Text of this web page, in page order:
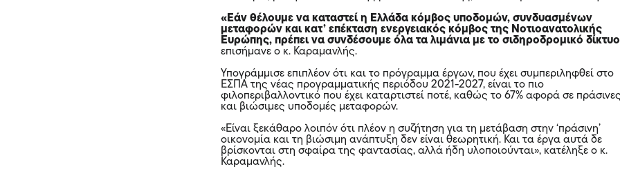
«Εάν θέλουμε να καταστεί η Ελλάδα κόμβος υποδομών, συνδυασμένων
μεταφορών και κατ’ επέκταση ενεργειακός κόμβος της Νοτιοανατολικής
Ευρώπης, πρέπει να συνδέσουμε όλα τα λιμάνια με το σιδηροδρομικό
επισήμανε ο κ. Καραμανλής.
Υπογράμμισε επιπλέον ότι και το πρόγραμμα έργων, που έχει συμπεριληφθεί στο
ΕΣΠΑ της νέας προγραμματικής περιόδου 2021-2027, είναι το πιο
φιλοπεριβαλλοντικό που έχει καταρτιστεί ποτέ, καθώς το 67% αφορά σε πράσινες
και βιώσιμες υποδομές μεταφορών.
«Είναι ξεκάθαρο λοιπόν ότι πλέον η συζήτηση για τη μετάβαση στην ‘πράσινη’
οικονομία και τη βιώσιμη ανάπτυξη δεν είναι θεωρητική. Και τα έργα αυτά δε
βρίσκονται στη σφαίρα της φαντασίας, αλλά ήδη υλοποιούνται», κατέληξε ο κ.
Καραμανλής.